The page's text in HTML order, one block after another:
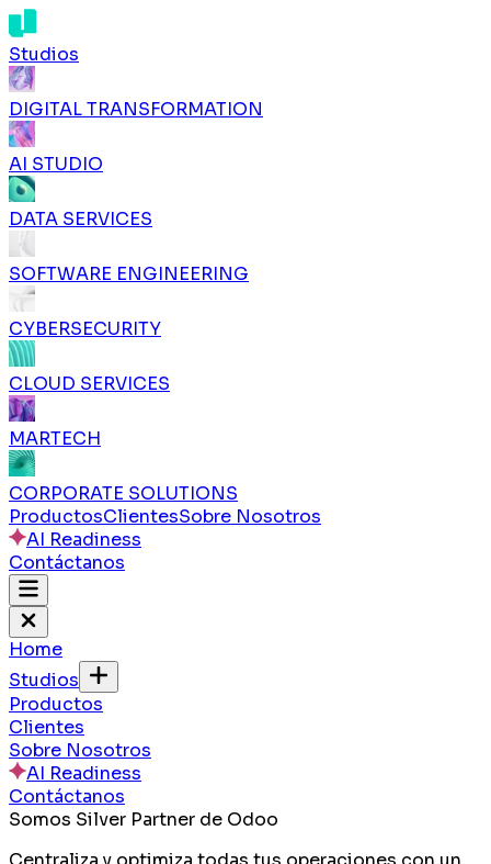
Studios
DIGITAL TRANSFORMATION
AI STUDIO
DATA SERVICES
SOFTWARE ENGINEERING
CYBERSECURITY
CLOUD SERVICES
MARTECH
CORPORATE SOLUTIONS
ProductosClientesSobre Nosotros
AI Readiness
Contáctanos
Home
Studios
Productos
Clientes
Sobre Nosotros
AI Readiness
Contáctanos
Somos Silver Partner de Odoo